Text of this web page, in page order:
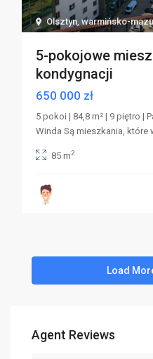
Olsztyn,warmińsko-
5-pokojowe
kondygnacji
650 000 zł
5 pokoi | 84,8 m² | 9 piętro |
Winda Są mieszkania, które
85 m2
Agent Reviews